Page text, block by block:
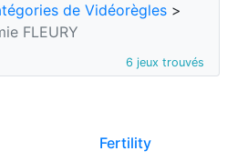
de Vidéorègles >
FLEURY
6 jeux trouvés
Fertility